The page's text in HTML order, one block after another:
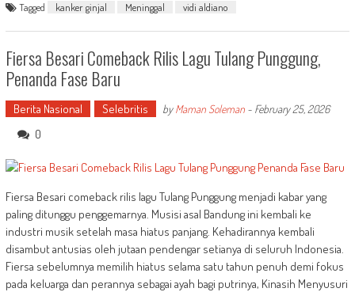
Tagged kanker ginjal Meninggal vidi aldiano
Fiersa Besari Comeback Rilis Lagu Tulang Punggung,
Penanda Fase Baru
Berita Nasional Selebritis byMaman Soleman- February 25, 2026
0
Fiersa Besari comeback rilis lagu Tulang Punggung menjadi kabar yang
paling ditunggu penggemarnya. Musisi asal Bandung ini kembali ke
industri musik setelah masa hiatus panjang. Kehadirannya kembali
disambut antusias oleh jutaan pendengar setianya di seluruh Indonesia.
Fiersa sebelumnya memilih hiatus selama satu tahun penuh demi fokus
pada keluarga dan perannya sebagai ayah bagi putrinya, Kinasih Menyusuri